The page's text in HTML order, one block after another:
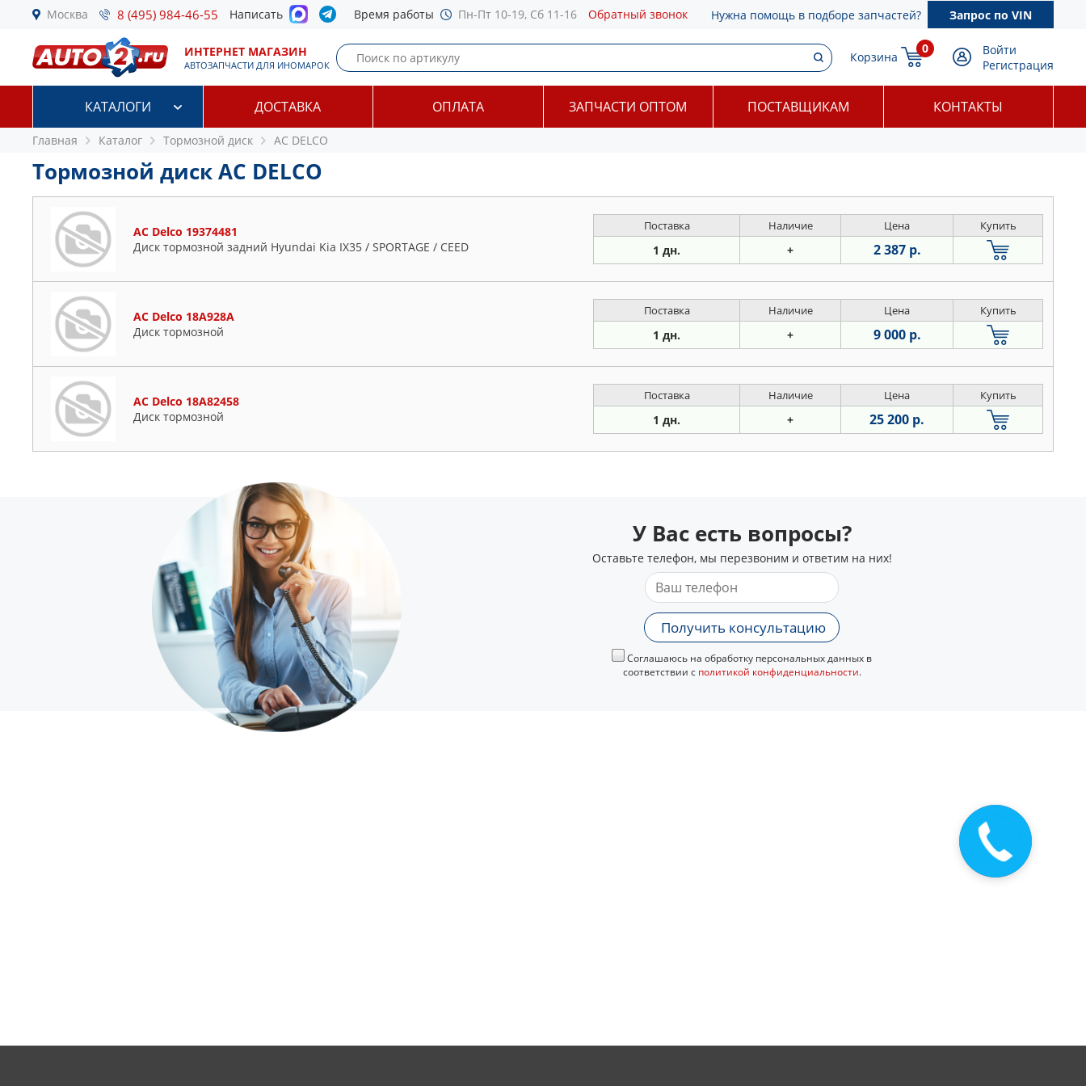
Москва 8 (495) 984-46-55 Написать Время работы Пн-Пт 10-19, Сб 11-16 Обратный звонок Нужна помощь в подборе запчастей? Запрос по VIN
ИНТЕРНЕТ МАГАЗИН
АВТОЗАПЧАСТИ ДЛЯ ИНОМАРОК
Корзина
0
Войти
Регистрация
КАТАЛОГИ ДОСТАВКА ОПЛАТА ЗАПЧАСТИ ОПТОМ ПОСТАВЩИКАМ КОНТАКТЫ
Главная Каталог Тормозной диск AC DELCO
Тормозной диск AC DELCO
AC Delco 19374481
Диск тормозной задний Hyundai Kia IX35 / SPORTAGE / CEED
Поставка Наличие Цена Купить
1 дн. + 2 387 р.
AC Delco 18A928A
Диск тормозной
Поставка Наличие Цена Купить
1 дн. + 9 000 р.
AC Delco 18A82458
Диск тормозной
Поставка Наличие Цена Купить
1 дн. + 25 200 р.
У Вас есть вопросы?
Оставьте телефон, мы перезвоним и ответим на них!
Получить консультацию
Соглашаюсь на обработку персональных данных в
соответствии с политикой конфиденциальности.
Закажите
звонок